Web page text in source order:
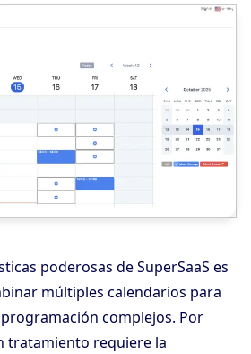
poderosas de SuperSaaS es
múltiples calendarios para
complejos. Por
tratamiento requiere la